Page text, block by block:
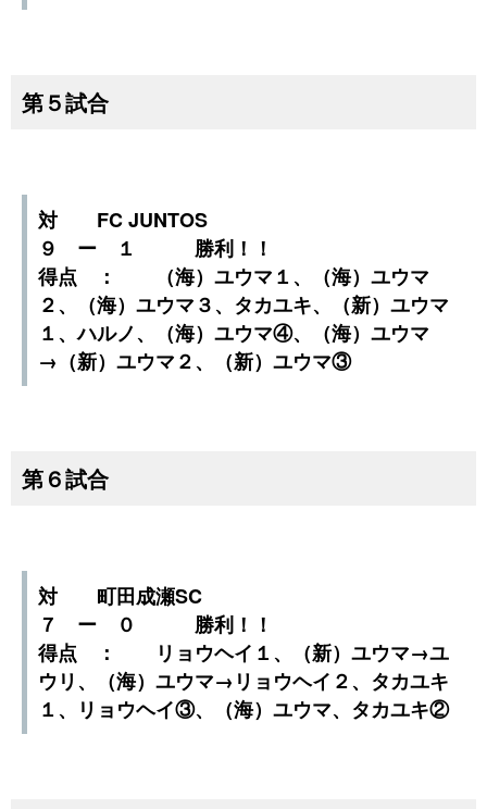
第５試合
対 FC JUNTOS
９ ー １ 勝利！！
得点 ： （海）ユウマ１、（海）ユウマ
２、（海）ユウマ３、タカユキ、（新）ユウマ
１、ハルノ、（海）ユウマ④、（海）ユウマ
→（新）ユウマ２、（新）ユウマ③
第６試合
対 町田成瀬SC
７ ー ０ 勝利！！
得点 ： リョウヘイ１、（新）ユウマ→ユ
ウリ、（海）ユウマ→リョウヘイ２、タカユキ
１、リョウヘイ③、（海）ユウマ、タカユキ②